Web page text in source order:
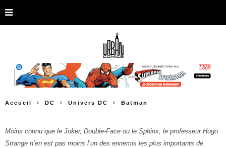
Accueil DC Univers DC Batman
Moins connu que le Joker, Double-Face ou le Sphinx, le professeur Hugo
Strange n’en est pas moins l’un des ennemis les plus importants de